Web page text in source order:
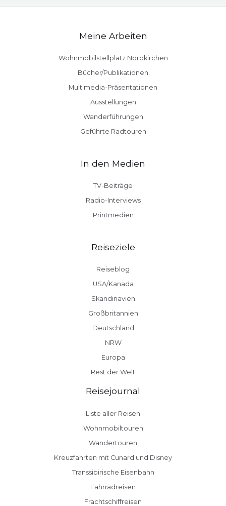
Meine Arbeiten
Wohnmobilstellplatz Nordkirchen
Bücher/Publikationen
Multimedia-Präsentationen
Ausstellungen
Wanderführungen
Geführte Radtouren
In den Medien
TV-Beiträge
Radio-Interviews
Printmedien
Reiseziele
Reiseblog
USA/Kanada
Skandinavien
Großbritannien
Deutschland
NRW
Europa
Rest der Welt
Reisejournal
Liste aller Reisen
Wohnmobiltouren
Wandertouren
Kreuzfahrten mit Cunard und Disney
Transsibirische Eisenbahn
Fahrradreisen
Frachtschiffreisen